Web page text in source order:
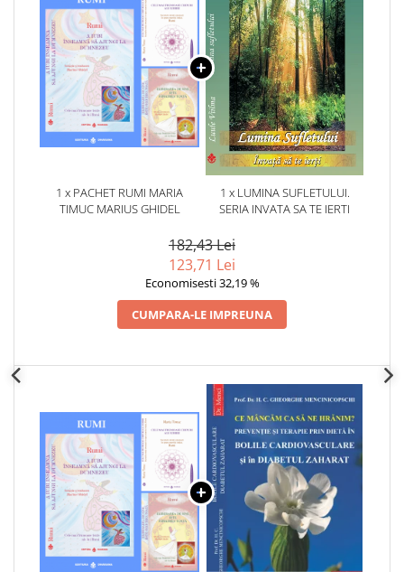
1 x PACHET RUMI MARIA
TIMUC MARIUS GHIDEL
1 x LUMINA SUFLETULUI.
SERIA INVATA SA TE IERTI
182,43 Lei
123,71 Lei
Economisesti 32,19 %
CUMPARA-LE IMPREUNA